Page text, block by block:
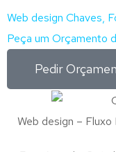
Web design Chaves,
Peça um Orçamento
Pedir
Web design – Fluxo